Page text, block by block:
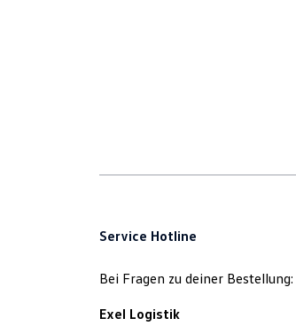
Service Hotline
Bei Fragen zu deiner Bestellung:
Exel Logistik